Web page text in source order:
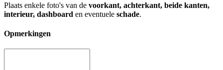
Plaats enkele foto's van de voorkant, achterkant, beide kanten,
interieur, dashboard en eventuele schade.
Opmerkingen